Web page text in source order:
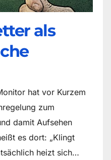
als
hat vor Kurzem
zum
damit Aufsehen
es dort: „Klingt
heizt sich…